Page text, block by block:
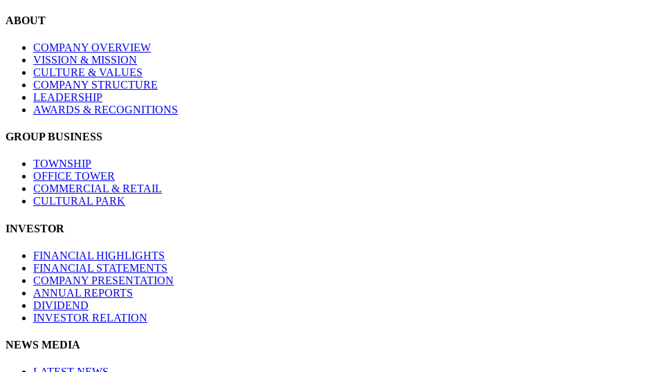
ABOUT
COMPANY OVERVIEW
VISSION & MISSION
CULTURE & VALUES
COMPANY STRUCTURE
LEADERSHIP
AWARDS & RECOGNITIONS
GROUP BUSINESS
TOWNSHIP
OFFICE TOWER
COMMERCIAL & RETAIL
CULTURAL PARK
INVESTOR
FINANCIAL HIGHLIGHTS
FINANCIAL STATEMENTS
COMPANY PRESENTATION
ANNUAL REPORTS
DIVIDEND
INVESTOR RELATION
NEWS MEDIA